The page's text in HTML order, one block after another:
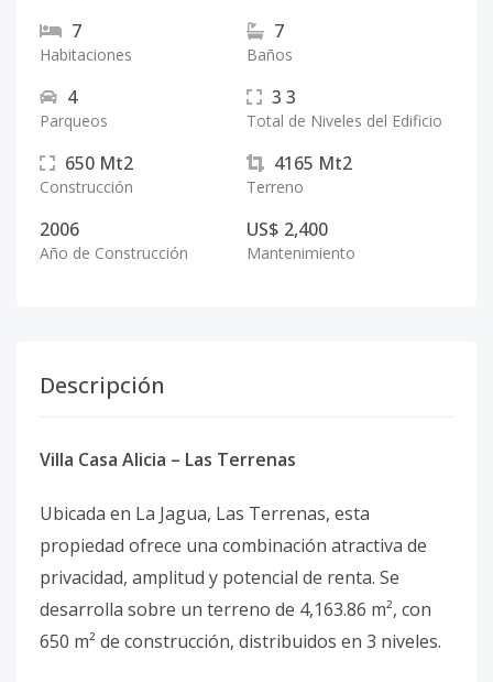
7
Habitaciones
7
Baños
4
Parqueos
3 3
Total de Niveles del Edificio
650 Mt2
Construcción
4165 Mt2
Terreno
2006
Año de Construcción
US$ 2,400
Mantenimiento
Descripción
Villa Casa Alicia – Las Terrenas
Ubicada en La Jagua, Las Terrenas, esta
propiedad ofrece una combinación atractiva de
privacidad, amplitud y potencial de renta. Se
desarrolla sobre un terreno de 4,163.86 m², con
650 m² de construcción, distribuidos en 3 niveles.